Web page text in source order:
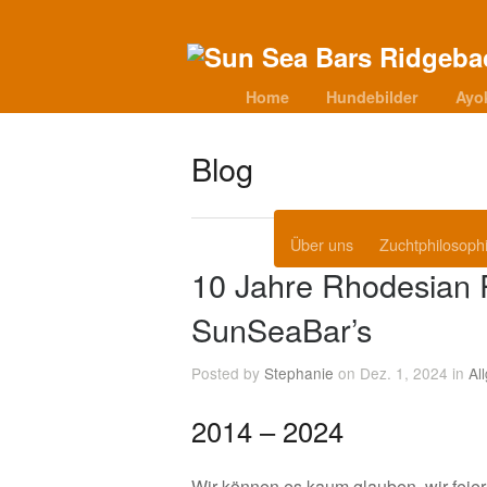
Home Hundebilder
Über uns
Blog
10 Jahre Rhodesian
SunSeaBar’s
Posted by Stephanie on Dez. 1, 2024 in
2014 – 2024